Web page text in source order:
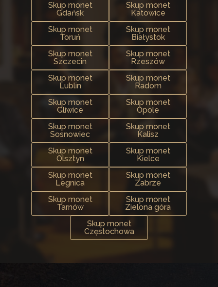
Skup monet
Gdańsk
Skup monet
Katowice
Skup monet
Toruń
Skup monet
Białystok
Skup monet
Szczecin
Skup monet
Rzeszów
Skup monet
Lublin
Skup monet
Radom
Skup monet
Gliwice
Skup monet
Opole
Skup monet
Sosnowiec
Skup monet
Kalisz
Skup monet
Olsztyn
Skup monet
Kielce
Skup monet
Legnica
Skup monet
Zabrze
Skup monet
Tarnów
Skup monet
Zielona góra
Skup monet
Częstochowa